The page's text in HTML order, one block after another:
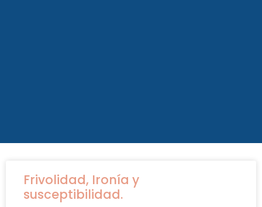
Frivolidad, Ironía y
susceptibilidad.